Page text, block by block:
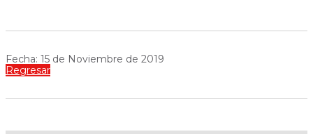
Fecha: 15 de Noviembre de 2019
Regresar